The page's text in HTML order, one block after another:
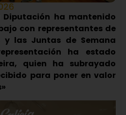
Diputación ha mantenido
con representantes de
y las Juntas de Semana
ha estado
quien ha subrayado
para poner en valor